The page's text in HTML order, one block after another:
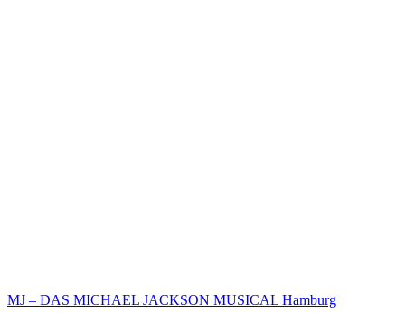
MJ – DAS MICHAEL JACKSON MUSICAL Hamburg